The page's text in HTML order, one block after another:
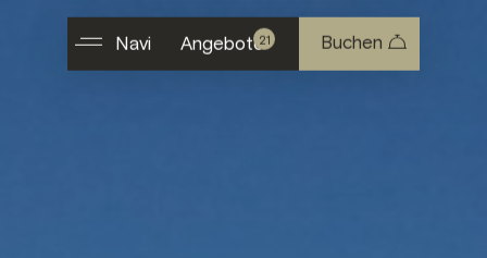
Navi Angebote21 Buchen